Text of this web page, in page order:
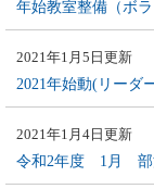
年始教室整備（ボ
2021年1月5日更新
2021年始動(リーダ
2021年1月4日更新
令和2年度 1月 部